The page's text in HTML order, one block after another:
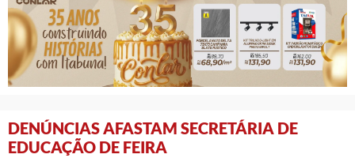
DENÚNCIAS AFASTAM SECRETÁRIA DE
EDUCAÇÃO DE FEIRA